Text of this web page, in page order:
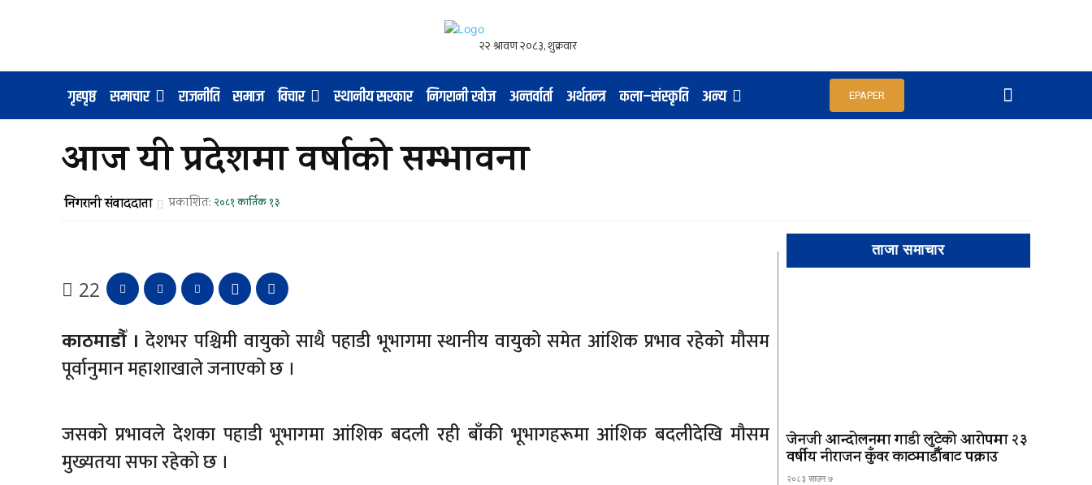
गृहपृष्ठ समाचार राजनीति समाज विचार स्थानीय सरकार निगरानी खोज अन्तर्वार्ता अर्थतन्त्र कला–संस्कृति अन्य EPAPER
आज यी प्रदेशमा वर्षाको सम्भावना
निगरानी संवाददाता प्रकाशित: २०८१ कार्तिक १३
22
काठमाडौँ । देशभर पश्चिमी वायुको साथै पहाडी भूभागमा स्थानीय वायुको समेत आंशिक प्रभाव रहेको मौसम
पूर्वानुमान महाशाखाले जनाएको छ ।
जसको प्रभावले देशका पहाडी भूभागमा आंशिक बदली रही बाँकी भूभागहरूमा आंशिक बदलीदेखि मौसम
मुख्यतया सफा रहेको छ ।
ताजा समाचार
जेनजी आन्दोलनमा गाडी लुटेको आरोपमा २३
वर्षीय नीराजन कुँवर काठमाडौँबाट पक्राउ
२०८३ साउन ७